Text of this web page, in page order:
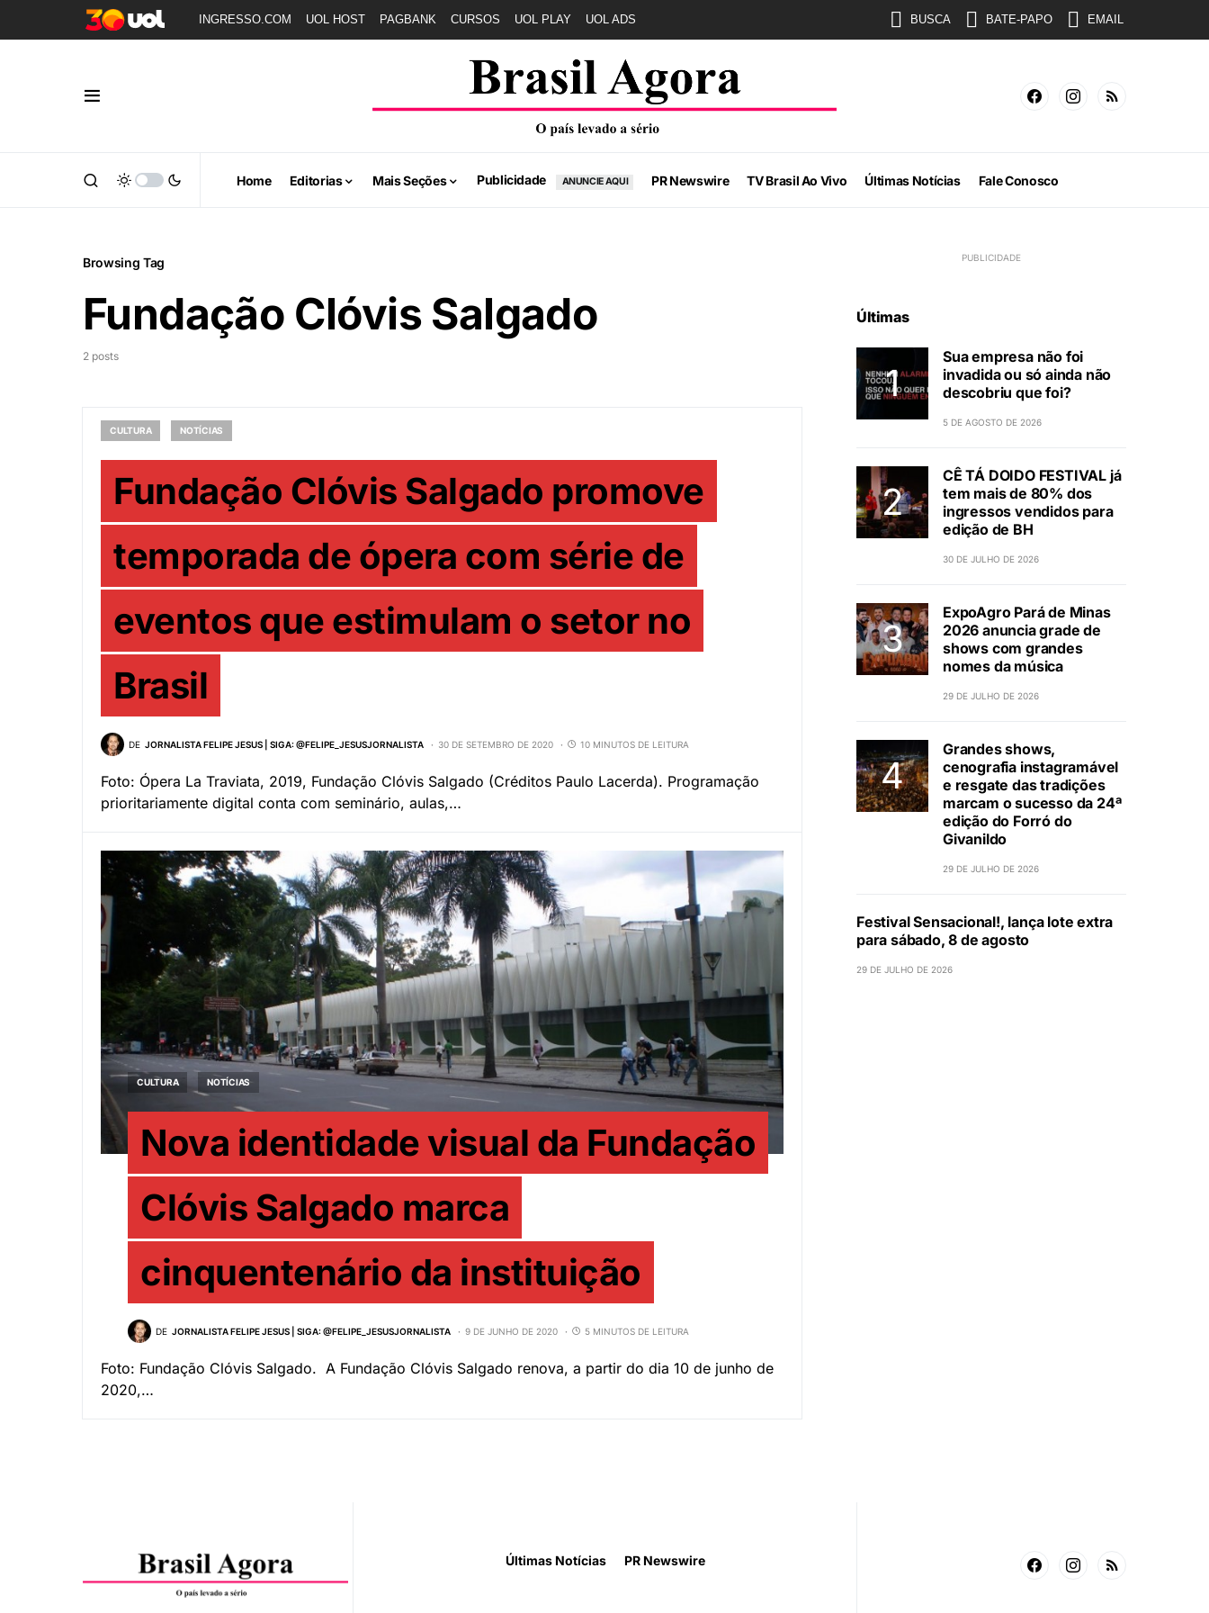
INGRESSO.COM UOL HOST PAGBANK CURSOS UOL PLAY UOL ADS BUSCA BATE-PAPO EMAIL
Home Editorias Mais Seções Publicidade ANUNCIE AQUI PR Newswire TV Brasil Ao Vivo Últimas Notícias Fale Conosco
Browsing Tag
Fundação Clóvis Salgado
2 posts
CULTURA NOTÍCIAS
Fundação Clóvis Salgado promove
temporada de ópera com série de
eventos que estimulam o setor no
Brasil
DE JORNALISTA FELIPE JESUS | SIGA: @FELIPE_JESUSJORNALISTA 30 DE SETEMBRO DE 2020 10 MINUTOS DE LEITURA
Foto: Ópera La Traviata, 2019, Fundação Clóvis Salgado (Créditos Paulo Lacerda). Programação
prioritariamente digital conta com seminário, aulas,…
CULTURA NOTÍCIAS
Nova identidade visual da Fundação
Clóvis Salgado marca
cinquentenário da instituição
DE JORNALISTA FELIPE JESUS | SIGA: @FELIPE_JESUSJORNALISTA 9 DE JUNHO DE 2020 5 MINUTOS DE LEITURA
Foto: Fundação Clóvis Salgado. A Fundação Clóvis Salgado renova, a partir do dia 10 de junho de
2020,…
Últimas
Sua empresa não foi
invadida ou só ainda não
descobriu que foi?
5 DE AGOSTO DE 2026
CÊ TÁ DOIDO FESTIVAL já
tem mais de 80% dos
ingressos vendidos para
edição de BH
30 DE JULHO DE 2026
ExpoAgro Pará de Minas
2026 anuncia grade de
shows com grandes
nomes da música
29 DE JULHO DE 2026
Grandes shows,
cenografia instagramável
e resgate das tradições
marcam o sucesso da 24ª
edição do Forró do
Givanildo
29 DE JULHO DE 2026
Festival Sensacional!, lança lote extra
para sábado, 8 de agosto
29 DE JULHO DE 2026
Últimas Notícias PR Newswire